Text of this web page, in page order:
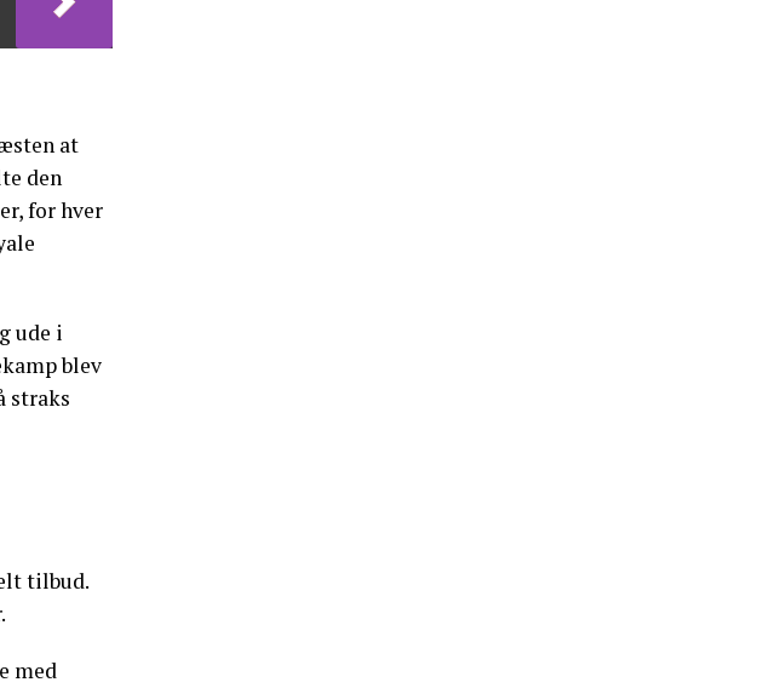
at
den
for hver
ude i
blev
straks
tilbud.
med